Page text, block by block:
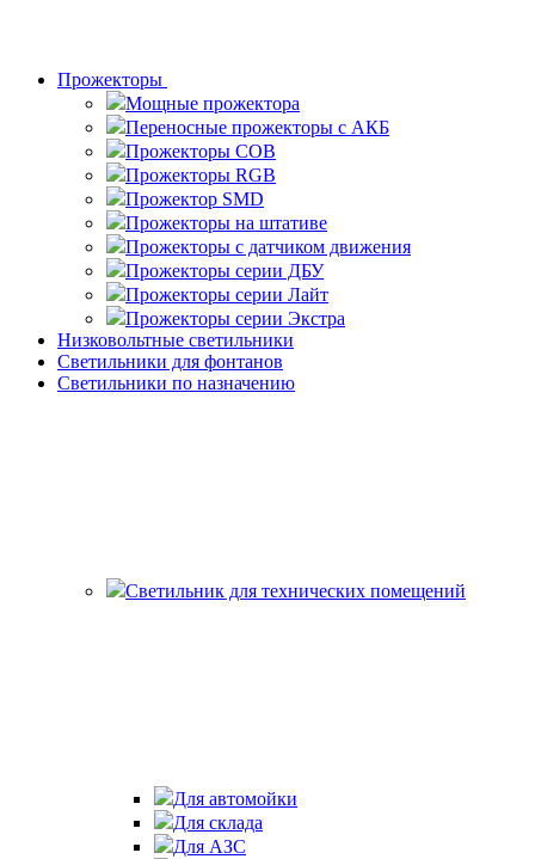
Прожекторы
Мощные прожектора
Переносные прожекторы с АКБ
Прожекторы COB
Прожекторы RGB
Прожектор SMD
Прожекторы на штативе
Прожекторы с датчиком движения
Прожекторы серии ДБУ
Прожекторы серии Лайт
Прожекторы серии Экстра
Низковольтные светильники
Светильники для фонтанов
Светильники по назначению
Светильник для технических помещений
Для автомойки
Для склада
Для АЗС